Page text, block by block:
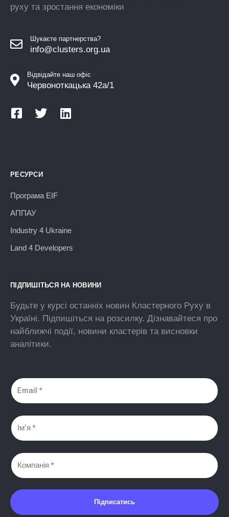
руху та зростання економіки
Шукаєте партнерства?
info@clusters.org.ua
Відвідайте наш офіс
Червоноткацька 42а/1
РЕСУРСИ
Програма EIF
АППАУ
Industry 4 Ukraine
Land 4 Developers
ПІДПИШІТЬСЯ НА НОВИНИ
Будьте у курсі останніх новин Кластерного Руху в
Україні. Підпишіться на розсилку. Дізнавайтеся про
найближчі події, новини кластерів та висновки
аналітики.
Підписатись